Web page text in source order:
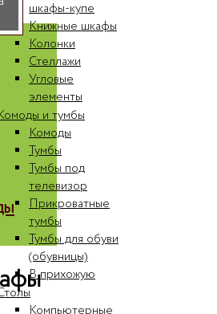
шкафы-купе
Книжные шкафы
Колонки
Стеллажи
Угловые
элементы
и тумбы
Комоды
Тумбы
Тумбы под
телевизор
Прикроватные
тумбы
Тумбы для обуви
(обувницы)
В прихожую